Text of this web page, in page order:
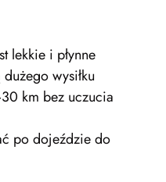
lekkie i płynne
wysiłku
km bez uczucia
po dojeździe do